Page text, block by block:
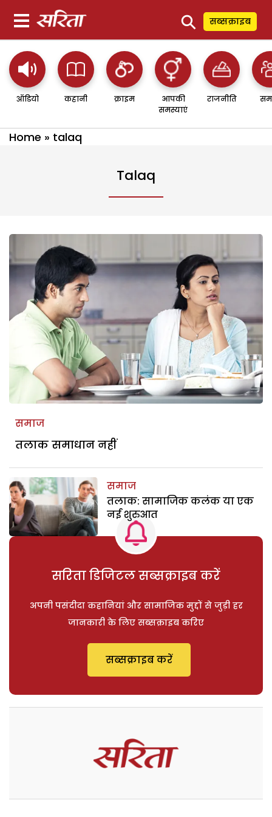
⚲ सब्सक्राइब
ऑडियो कहानी क्राइम
आपकी
समस्याएं
राजनीति
Home » talaq
Talaq
समाज
तलाक समाधान नहीं
समाज
तलाक: सामाजिक कलंक या एक
नई शुरुआत
सरिता डिजिटल सब्सक्राइब करें
अपनी पसंदीदा कहानियां और सामाजिक मुद्दों से जुड़ी हर
जानकारी के लिए सब्सक्राइब करिए
सब्सक्राइब करें